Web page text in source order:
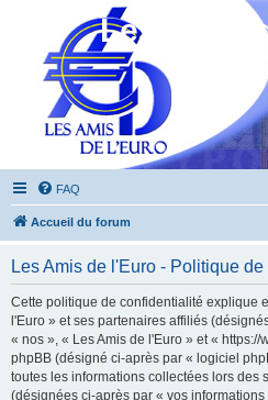
Les Amis
FAQ
Accueil du forum
Les Amis de l'Euro - Politique
Cette politique de confidentialité explique
l'Euro » et ses partenaires affiliés
« nos », « Les Amis de l'Euro » et «
phpBB (désigné ci-après par « logiciel
toutes les informations collectées lors des
(désignées ci-après par « vos informations